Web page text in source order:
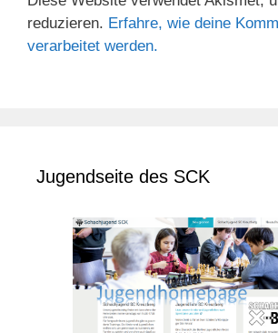
reduzieren. Erfahre, wie deine
verarbeitet werden.
Jugendseite des SCK